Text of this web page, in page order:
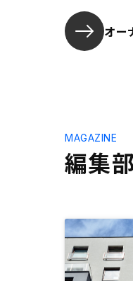
オー
編集
MAGAZINE